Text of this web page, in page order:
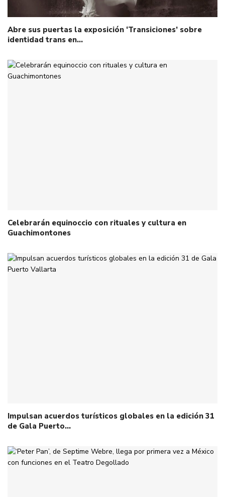
Abre sus puertas la exposición ‘Transiciones’ sobre
identidad trans en…
Celebrarán equinoccio con rituales y cultura en
Guachimontones
Impulsan acuerdos turísticos globales en la edición 31
de Gala Puerto…